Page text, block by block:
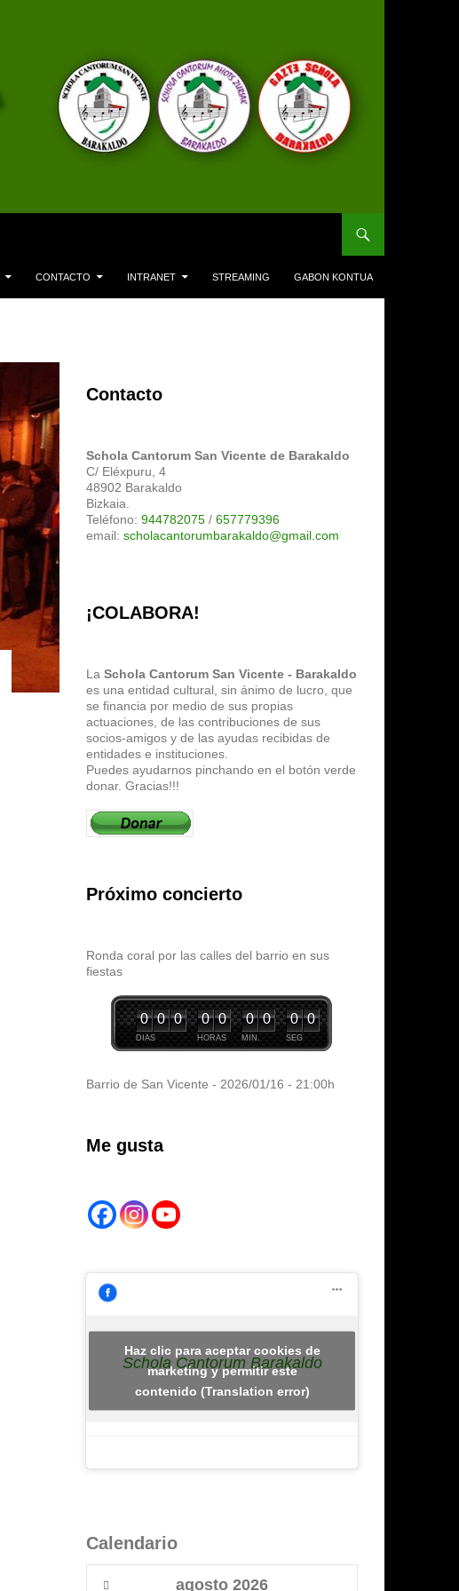
CONTACTO INTRANET STREAMING GABON KONTUA
Contacto
Schola Cantorum San Vicente de Barakaldo
C/ Eléxpuru, 4
48902 Barakaldo
Bizkaia.
Teléfono: 944782075 / 657779396
email: scholacantorumbarakaldo@gmail.com
¡COLABORA!
La Schola Cantorum San Vicente - Barakaldo
es una entidad cultural, sin ánimo de lucro, que
se financia por medio de sus propias
actuaciones, de las contribuciones de sus
socios-amigos y de las ayudas recibidas de
entidades e instituciones.
Puedes ayudarnos pinchando en el botón verde
donar. Gracias!!!
Próximo concierto
Ronda coral por las calles del barrio en sus
fiestas
DIAS
0 0 0
HORAS
0 0
MIN.
0 0
SEG
0 0
Barrio de San Vicente - 2026/01/16 - 21:00h
Me gusta
Schola Cantorum Barakaldo
Haz clic para aceptar cookies de
marketing y permitir este
contenido (Translation error)
Calendario
agosto 2026